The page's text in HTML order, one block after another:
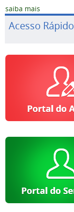
saiba mais
Acesso Rápido